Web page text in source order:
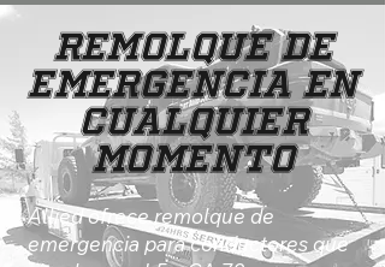
Remolque de
Emergencia en
Cualquier
Momento
Allied ofrece remolque de
emergencia para conductores que